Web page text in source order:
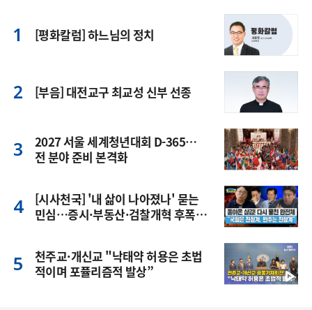
[평화칼럼] 하느님의 정치
[부음] 대전교구 최교성 신부 선종
2027 서울 세계청년대회 D-365…
전 분야 준비 본격화
[시사천국] '내 삶이 나아졌나' 묻는
민심…증시·부동산·검찰개혁 후폭
천주교·개신교 "낙태약 허용은 초법
적이며 포퓰리즘적 발상”